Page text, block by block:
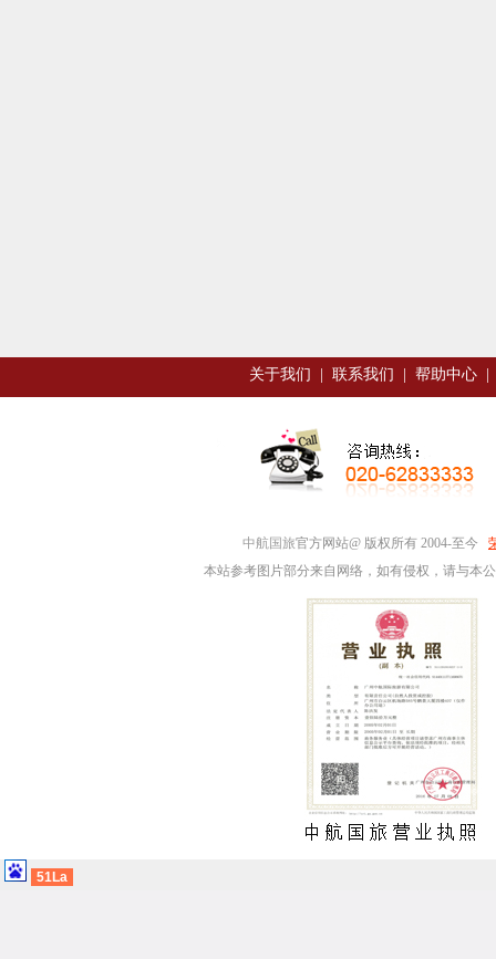
关于我们 联系我们 帮助中心
中航国旅官方网站@ 版权所有 2004-至今
本站参考图片部分来自网络，如有侵权，请与本
51La